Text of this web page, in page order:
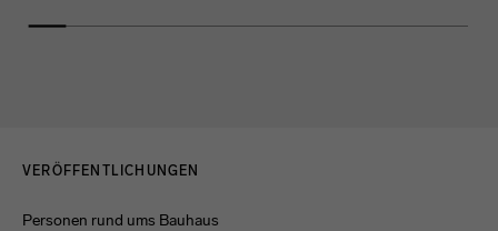
VERÖFFENTLICHUNGEN
Personen rund ums Bauhaus